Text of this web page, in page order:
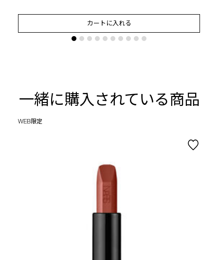
カートに入れる
一緒に購入されている商品
WEB限定